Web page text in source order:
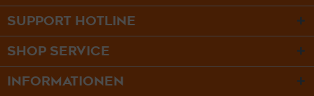
SUPPORT HOTLINE
SHOP SERVICE
INFORMATIONEN